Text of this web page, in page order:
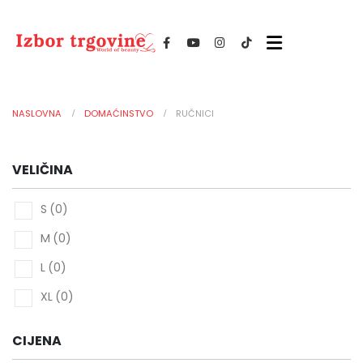
NASLOVNA DOMAĆINSTVO RUČNICI
VELIČINA
S (0)
M (0)
L (0)
XL (0)
CIJENA